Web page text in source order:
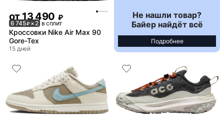
от13 490 ₽
6 745₽× 2 в сплит
Кроссовки Nike Air Max 90
Gore-Tex
15 дней
Не нашли товар?
Байер найдёт всё
Подробнее